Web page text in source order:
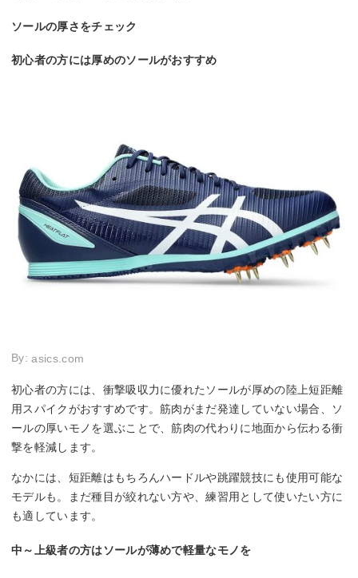
ソールの厚さをチェック
初心者の方には厚めのソールがおすすめ
By:asics.com
初心者の方には、衝撃吸収力に優れたソールが厚めの陸上短距離
用スパイクがおすすめです。筋肉がまだ発達していない場合、ソ
ールの厚いモノを選ぶことで、筋肉の代わりに地面から伝わる衝
撃を軽減します。
なかには、短距離はもちろんハードルや跳躍競技にも使用可能な
モデルも。まだ種目が絞れない方や、練習用として使いたい方に
も適しています。
中～上級者の方はソールが薄めで軽量なモノを